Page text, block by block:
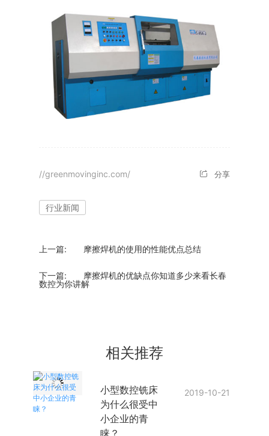
//greenmovinginc.com/ 分享
行业新闻
上一篇: 摩擦焊机的使用的性能优点总结
下一篇:
摩擦焊机的优缺点你知道多少来看长春
数控为你讲解
相关推荐
小型数控铣床
为什么很受中
小企业的青
睐？
2019-10-21